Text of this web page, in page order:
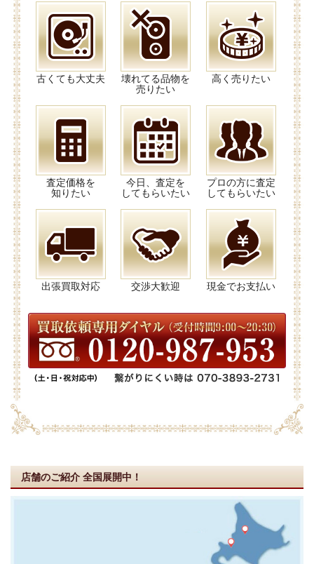
古くても大丈夫
壊れてる品物を
売りたい
高く売りたい
査定価格を
知りたい
今日、査定を
してもらいたい
プロの方に査定
してもらいたい
出張買取対応 交渉大歓迎 現金でお支払い
店舗のご紹介 全国展開中！